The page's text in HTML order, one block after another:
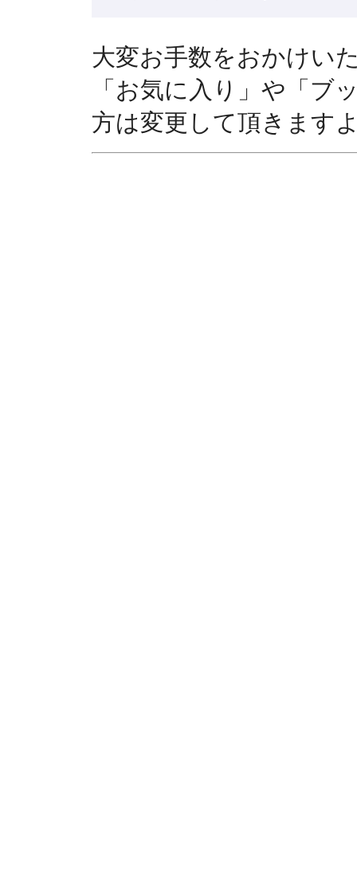
大変お手数をおかけい
「お気に入り」や「ブ
方は変更して頂きます